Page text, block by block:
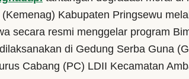
Kabupaten Pringsewu
secara resmi menggelar program
di Gedung Serba Guna
Cabang (PC) LDII Kecamatan